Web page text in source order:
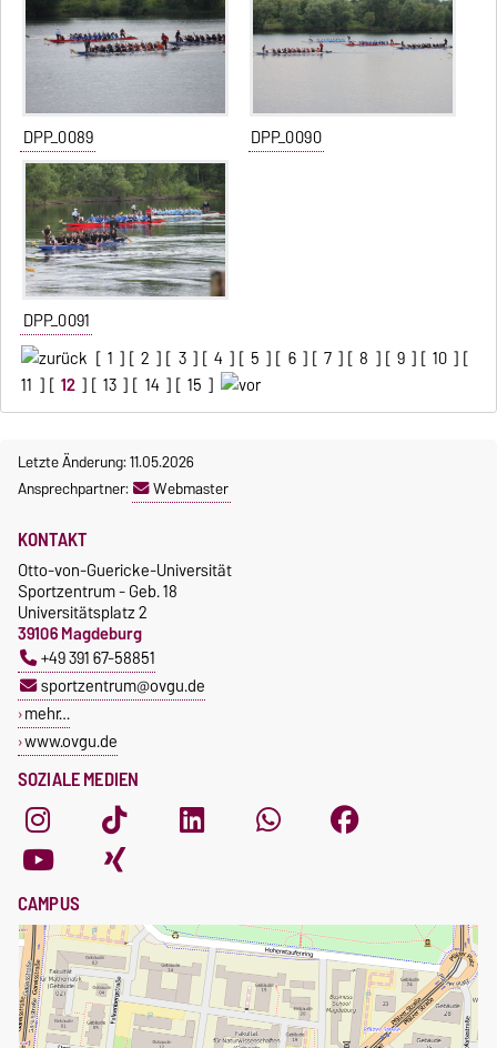
DPP_0089 DPP_0090
DPP_0091
[ 1 ] [ 2 ] [ 3 ] [ 4 ] [ 5 ] [ 6 ] [ 7 ] [ 8 ] [ 9 ] [ 10 ] [
11 ] [ 12 ] [ 13 ] [ 14 ] [ 15 ]
Letzte Änderung: 11.05.2026
Ansprechpartner:
Webmaster
SOZIALE MEDIEN
KONTAKT
Otto-von-Guericke-Universität
Sportzentrum - Geb. 18
Universitätsplatz 2
39106 Magdeburg
+49 391 67-58851
sportzentrum@ovgu.de
mehr…
www.ovgu.de
CAMPUS